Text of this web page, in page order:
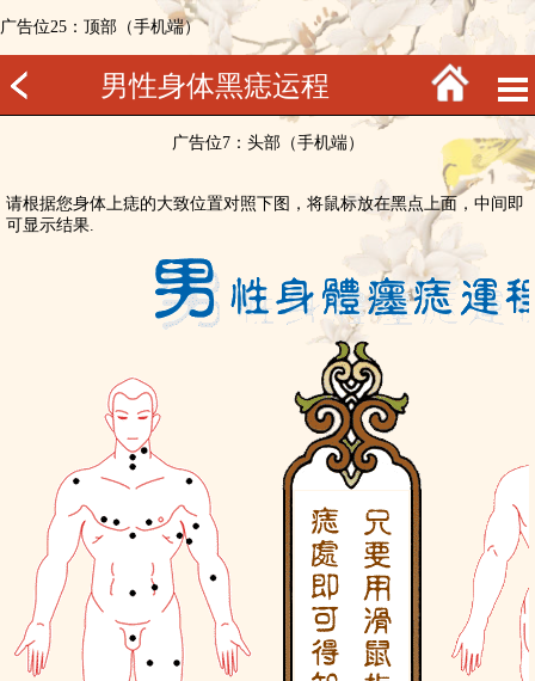
广告位25：顶部（手机端）
男性身体黑痣运程
广告位7：头部（手机端）
请根据您身体上痣的大致位置对照下图，将鼠标放在黑点上面，中间即
可显示结果.